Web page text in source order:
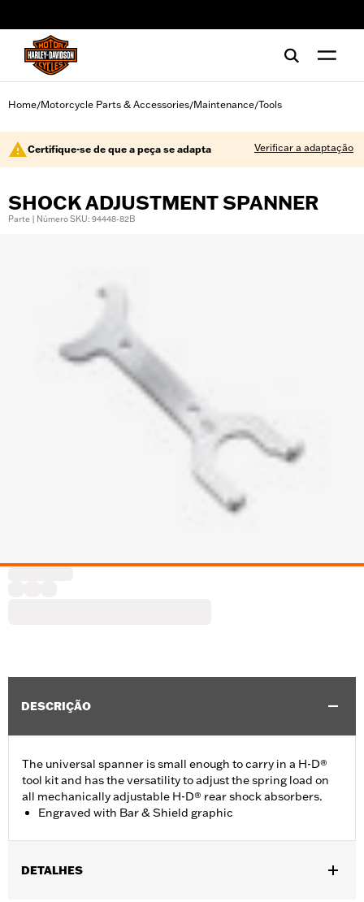
Home/Motorcycle Parts & Accessories/Maintenance/Tools
Certifique-se de que a peça se adapta Verificar a adaptação
SHOCK ADJUSTMENT SPANNER
Parte | Número SKU: 94448-82B
DESCRIÇÃO
The universal spanner is small enough to carry in a H-D®
tool kit and has the versatility to adjust the spring load on
all mechanically adjustable H-D® rear shock absorbers.
Engraved with Bar & Shield graphic
DETALHES